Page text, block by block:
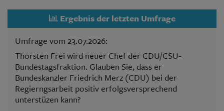
Ergebnis der letzten Umfrage
Umfrage vom 23.07.2026:
Thorsten Frei wird neuer Chef der CDU/CSU-
Bundestagsfraktion. Glauben Sie, dass er
Bundeskanzler Friedrich Merz (CDU) bei der
Regierngsarbeit positiv erfolgsversprechend
unterstüzen kann?